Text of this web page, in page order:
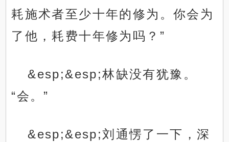
耗施术者至少十年的修为。你会为
了他，耗费十年修为吗？”
&esp;&esp;林缺没有犹豫。
“会。”
&esp;&esp;刘通愣了一下，深